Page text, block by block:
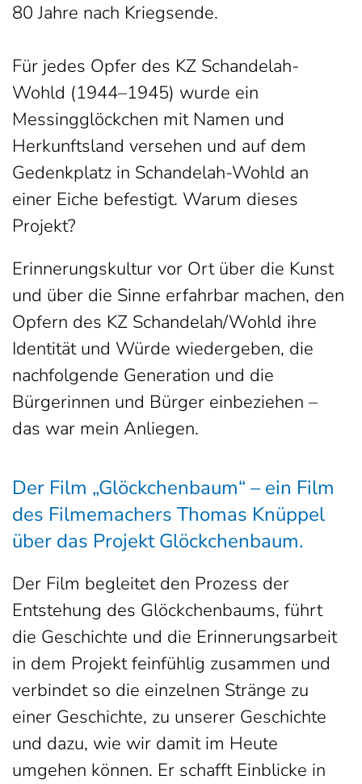
80 Jahre nach Kriegsende.
Für jedes Opfer des KZ Schandelah-
Wohld (1944–1945) wurde ein
Messingglöckchen mit Namen und
Herkunftsland versehen und auf dem
Gedenkplatz in Schandelah-Wohld an
einer Eiche befestigt. Warum dieses
Projekt?
Erinnerungskultur vor Ort über die Kunst
und über die Sinne erfahrbar machen, den
Opfern des KZ Schandelah/Wohld ihre
Identität und Würde wiedergeben, die
nachfolgende Generation und die
Bürgerinnen und Bürger einbeziehen –
das war mein Anliegen.
Der Film „Glöckchenbaum“ – ein Film
des Filmemachers Thomas Knüppel
über das Projekt Glöckchenbaum.
Der Film begleitet den Prozess der
Entstehung des Glöckchenbaums, führt
die Geschichte und die Erinnerungsarbeit
in dem Projekt feinfühlig zusammen und
verbindet so die einzelnen Stränge zu
einer Geschichte, zu unserer Geschichte
und dazu, wie wir damit im Heute
umgehen können. Er schafft Einblicke in